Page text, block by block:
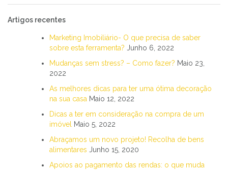
Artigos recentes
Marketing Imobiliário- O que precisa de saber
sobre esta ferramenta? Junho 6, 2022
Mudanças sem stress? – Como fazer? Maio 23,
2022
As melhores dicas para ter uma ótima decoração
na sua casa Maio 12, 2022
Dicas a ter em consideração na compra de um
imóvel
Maio 5, 2022
Abraçamos um novo projeto! Recolha de bens
alimentares Junho 15, 2020
Apoios ao pagamento das rendas: o que muda